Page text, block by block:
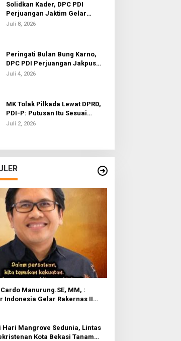
Solidkan Kader, DPC PDI
Perjuangan Jaktim Gelar
Nobar Piala Dunia 2026
Juli 8, 2026
Peringati Bulan Bung Karno,
DPC PDI Perjuangan Jakpus
Gelar Turnamen Sepak Bola U-
Juli 4, 2026
MK Tolak Pilkada Lewat DPRD,
PDI-P: Putusan Itu Sesuai
dengan Semangat Reformasi
Juli 2, 2026
Manurung.SE, MM, :
Indonesia Gelar Rakernas II
Kerja
Hari Mangrove Sedunia, Lintas
Kota Bekasi Tanam